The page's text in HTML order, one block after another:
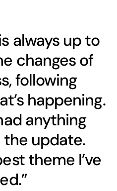
always up to
changes of
following
happening.
anything
update.
theme I’ve